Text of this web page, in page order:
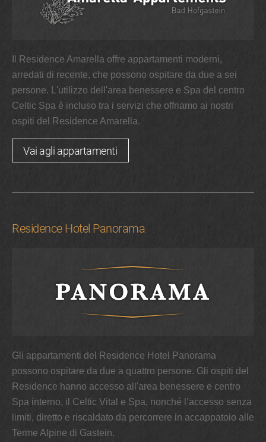
Il Residence Amarella offre appartamenti moderni,
arredati di recente, che possono ospitare da due a sei
persone. L'utilizzo dell'area benessere e Spa del centro
Celtic Spa è incluso tra i servizi che offriamo ai nostri
ospiti del Residence Amarella.
Vai agli appartamenti
Residence Hotel Panorama
Gli appartamenti del Residence Hotel Panorama
possono ospitare da due a quattro persone. Gli ospiti del
Residence hanno accesso all'area benessere e centro
Spa interno, il Celtic Vital e Spa, nonché l’accesso senza
limiti, diretto e riscaldato da percorrere in accappatoio alle
Terme Alpine di Gastein.